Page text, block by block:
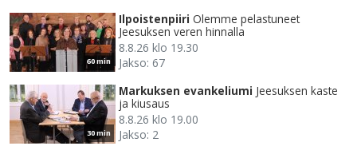
60 min
Ilpoistenpiiri Olemme pelastuneet
Jeesuksen veren hinnalla
8.8.26 klo 19.30
Jakso: 67
30 min
Markuksen evankeliumi Jeesuksen kaste
ja kiusaus
8.8.26 klo 19.00
Jakso: 2